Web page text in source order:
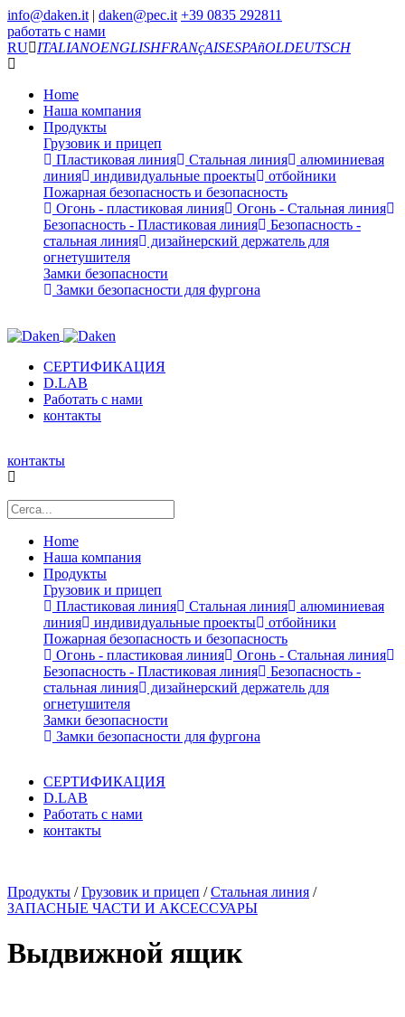
info@daken.it | daken@pec.it +39 0835 292811
работать с нами
RU
ITALIANOENGLISHFRANçAISESPAñOLDEUTSCH
Home
Наша компания
Продукты
Грузовик и прицеп
Пластиковая линия
Стальная линия
алюминиевая
линия
индивидуальные проекты
отбойники
Пожарная безопасность и безопасность
Огонь - пластиковая линия
Огонь - Стальная линия
Безопасность - Пластиковая линия
Безопасность -
стальная линия
дизайнерский держатель для
огнетушителя
Замки безопасности
Замки безопасности для фургона
СЕРТИФИКАЦИЯ
D.LAB
Работать с нами
контакты
контакты
Home
Наша компания
Продукты
Грузовик и прицеп
Пластиковая линия
Стальная линия
алюминиевая
линия
индивидуальные проекты
отбойники
Пожарная безопасность и безопасность
Огонь - пластиковая линия
Огонь - Стальная линия
Безопасность - Пластиковая линия
Безопасность -
стальная линия
дизайнерский держатель для
огнетушителя
Замки безопасности
Замки безопасности для фургона
СЕРТИФИКАЦИЯ
D.LAB
Работать с нами
контакты
Продукты /Грузовик и прицеп /Стальная линия /
ЗАПАСНЫЕ ЧАСТИ И АКСЕССУАРЫ
Выдвижной ящик